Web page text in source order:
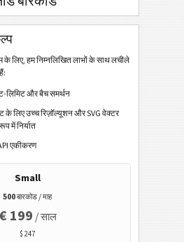
पर कॉल करें
भेजें
के लिए, हम निम्नलिखित लाभों के साथ लचीले
लिमिट और बैच समर्थन
के लिए उच्च रिज़ॉल्यूशन और SVG वेक्टर
में निर्यात
एकीकरण
Small
500बारकोड / माह
€ 199 / साल
$ 247